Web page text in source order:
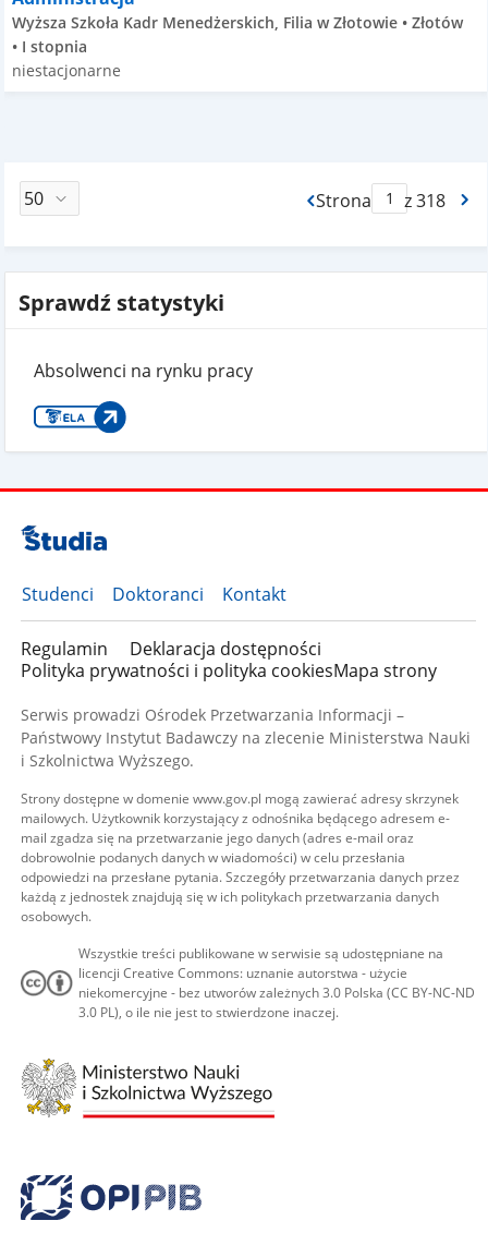
Wyższa Szkoła Kadr Menedżerskich, Filia w Złotowie • Złotów
• I stopnia
niestacjonarne
Strona
Max Stronaz 318
Sprawdź statystyki
Absolwenci na rynku pracy
Studenci Doktoranci Kontakt
Regulamin
Deklaracja dostępności
Polityka prywatności i polityka cookiesMapa strony
Serwis prowadzi Ośrodek Przetwarzania Informacji –
Państwowy Instytut Badawczy na zlecenie Ministerstwa Nauki
i Szkolnictwa Wyższego.
Strony dostępne w domenie www.gov.pl mogą zawierać adresy skrzynek
mailowych. Użytkownik korzystający z odnośnika będącego adresem e-
mail zgadza się na przetwarzanie jego danych (adres e-mail oraz
dobrowolnie podanych danych w wiadomości) w celu przesłania
odpowiedzi na przesłane pytania. Szczegóły przetwarzania danych przez
każdą z jednostek znajdują się w ich politykach przetwarzania danych
osobowych.
Wszystkie treści publikowane w serwisie są udostępniane na
licencji Creative Commons: uznanie autorstwa - użycie
niekomercyjne - bez utworów zależnych 3.0 Polska (CC BY-NC-ND
3.0 PL), o ile nie jest to stwierdzone inaczej.